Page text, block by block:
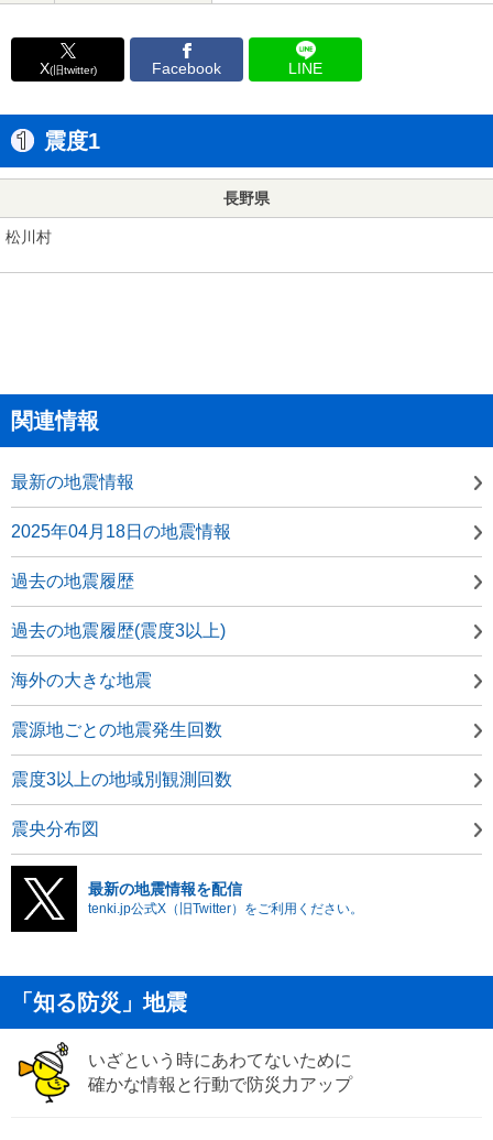
X(旧twitter) Facebook LINE
震度1
長野県
松川村
関連情報
最新の地震情報
2025年04月18日の地震情報
過去の地震履歴
過去の地震履歴(震度3以上)
海外の大きな地震
震源地ごとの地震発生回数
震度3以上の地域別観測回数
震央分布図
最新の地震情報を配信
tenki.jp公式X（旧Twitter）をご利用ください。
「知る防災」地震
いざという時にあわてないために
確かな情報と行動で防災力アップ